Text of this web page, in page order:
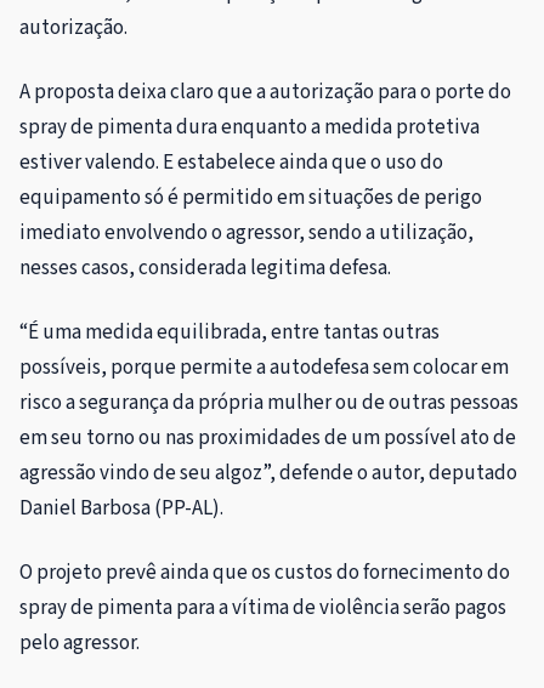
autorização.
A proposta deixa claro que a autorização para o porte do
spray de pimenta dura enquanto a medida protetiva
estiver valendo. E estabelece ainda que o uso do
equipamento só é permitido em situações de perigo
imediato envolvendo o agressor, sendo a utilização,
nesses casos, considerada legitima defesa.
“É uma medida equilibrada, entre tantas outras
possíveis, porque permite a autodefesa sem colocar em
risco a segurança da própria mulher ou de outras pessoas
em seu torno ou nas proximidades de um possível ato de
agressão vindo de seu algoz”, defende o autor, deputado
Daniel Barbosa (PP-AL).
O projeto prevê ainda que os custos do fornecimento do
spray de pimenta para a vítima de violência serão pagos
pelo agressor.